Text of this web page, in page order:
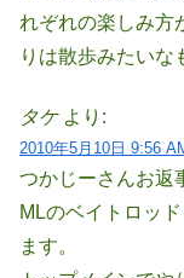
れぞれの楽しみ方
りは散歩みたいな
タケ より:
2010年5月10日 9:56
つかじーさんお返
MLのベイトロッ
ます。